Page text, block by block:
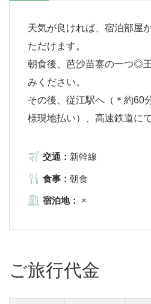
天気が良ければ、宿泊部屋
ただけます。
朝食後、芭沙苗寨の一つ◎
みください。
その後、従江駅へ（＊約60
様現地払い）、高速鉄道に
交通： 新幹線
食事： 朝食
宿泊地： ×
ご旅行代金